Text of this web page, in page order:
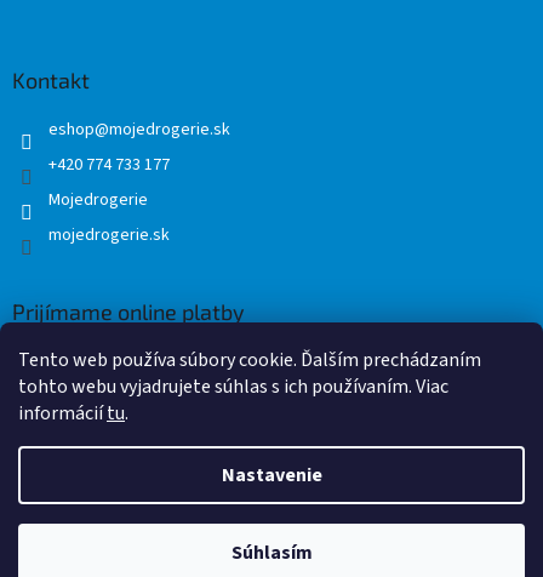
Tento web používa súbory cookie. Ďalším prechádzaním
tohto webu vyjadrujete súhlas s ich používaním. Viac
informáciítu.
Nastavenie
Súhlasím
Kontakt
eshop@mojedrogerie.sk
+420 774 733 177
Mojedrogerie
mojedrogerie.sk
Prijímame online platby
Vytvoril Shoptet
Mojedrogerie.sk. Všetky práva vyhradené.